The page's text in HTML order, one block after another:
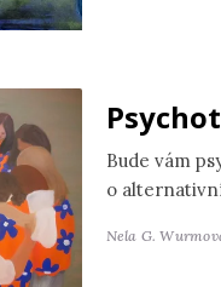
Bude vám
o
Nela G.